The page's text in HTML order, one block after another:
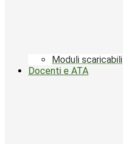
Moduli scaricabili
Docenti e ATA